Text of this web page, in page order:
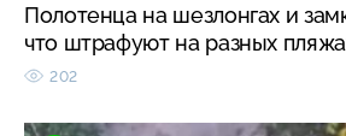
Полотенца на шезлонгах и
что штрафуют на разных
202